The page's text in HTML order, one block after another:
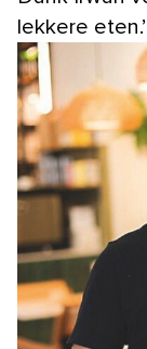
lekkere eten.’